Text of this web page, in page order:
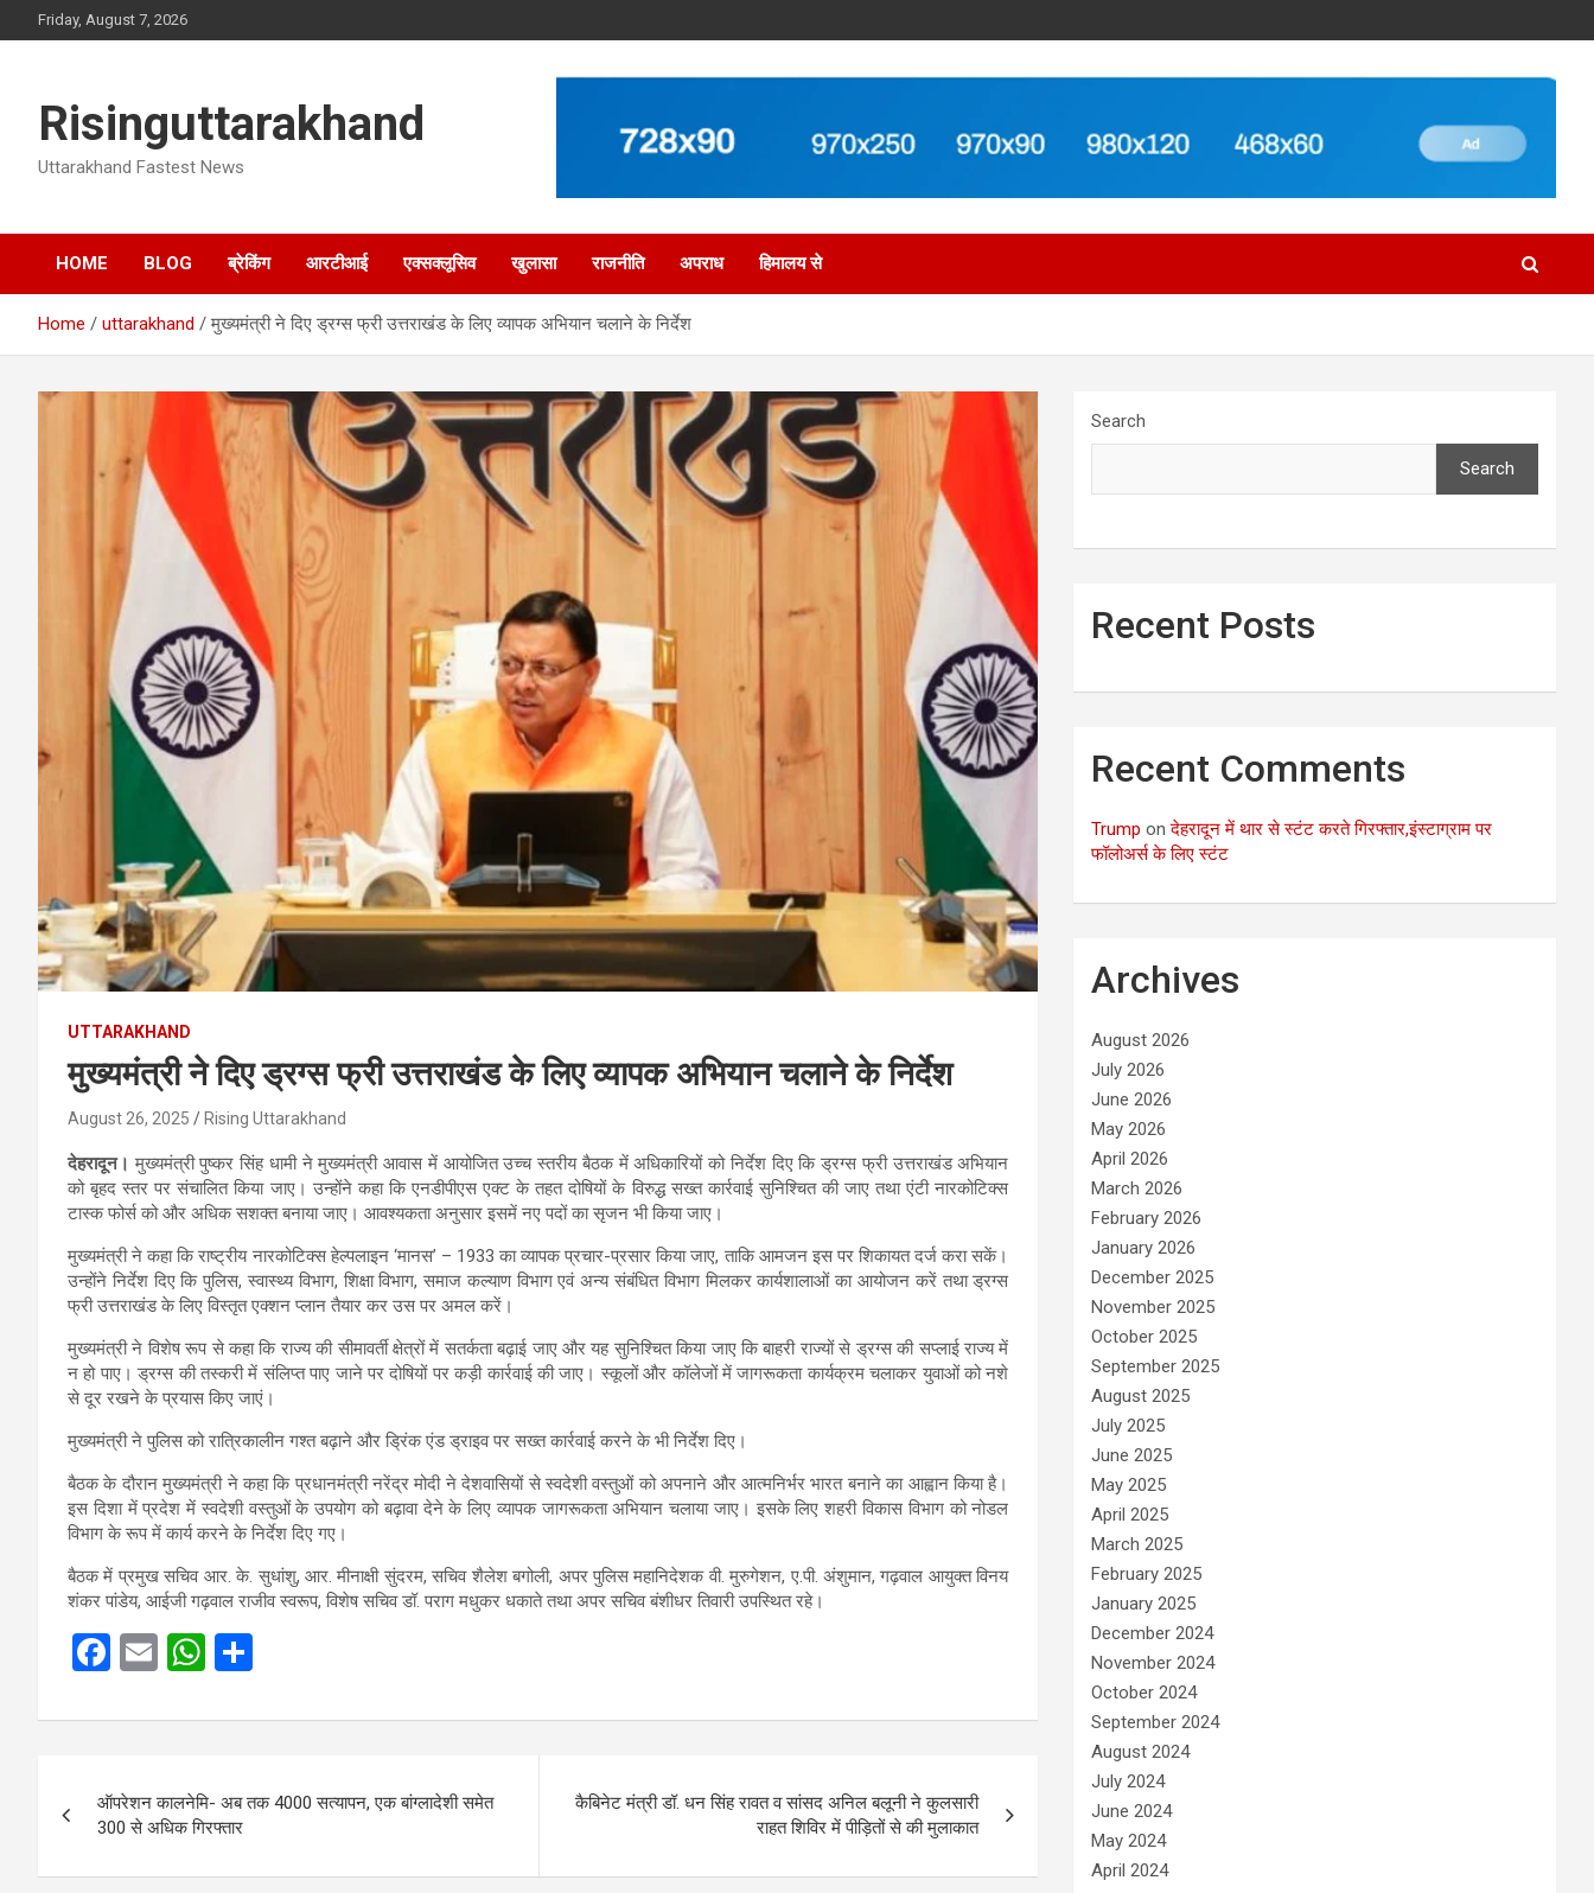
to
Friday, August 7, 2026
Risinguttarakhand
Uttarakhand Fastest News
HOME BLOG ब्रेकिंग आरटीआई एक्सक्लूसिव खुलासा राजनीति अपराध हिमालय से
Home uttarakhand मुख्यमंत्री ने दिए ड्रग्स फ्री उत्तराखंड के लिए व्यापक अभियान चलाने के निर्देश
UTTARAKHAND
मुख्यमंत्री ने दिए ड्रग्स फ्री उत्तराखंड के लिए व्यापक अभियान चलाने के निर्देश
August 26, 2025 Rising Uttarakhand
देहरादून।मुख्यमंत्री पुष्कर सिंह धामी ने मुख्यमंत्री आवास में आयोजित उच्च स्तरीय बैठक में अधिकारियों को निर्देश दिए कि ड्रग्स फ्री उत्तराखंड अभियान
को बृहद स्तर पर संचालित किया जाए। उन्होंने कहा कि एनडीपीएस एक्ट के तहत दोषियों के विरुद्ध सख्त कार्रवाई सुनिश्चित की जाए तथा एंटी नारकोटिक्स
टास्क फोर्स को और अधिक सशक्त बनाया जाए। आवश्यकता अनुसार इसमें नए पदों का सृजन भी किया जाए।
मुख्यमंत्री ने कहा कि राष्ट्रीय नारकोटिक्स हेल्पलाइन ‘मानस’ – 1933 का व्यापक प्रचार-प्रसार किया जाए, ताकि आमजन इस पर शिकायत दर्ज करा सकें।
उन्होंने निर्देश दिए कि पुलिस, स्वास्थ्य विभाग, शिक्षा विभाग, समाज कल्याण विभाग एवं अन्य संबंधित विभाग मिलकर कार्यशालाओं का आयोजन करें तथा ड्रग्स
फ्री उत्तराखंड के लिए विस्तृत एक्शन प्लान तैयार कर उस पर अमल करें।
मुख्यमंत्री ने विशेष रूप से कहा कि राज्य की सीमावर्ती क्षेत्रों में सतर्कता बढ़ाई जाए और यह सुनिश्चित किया जाए कि बाहरी राज्यों से ड्रग्स की सप्लाई राज्य में
न हो पाए। ड्रग्स की तस्करी में संलिप्त पाए जाने पर दोषियों पर कड़ी कार्रवाई की जाए। स्कूलों और कॉलेजों में जागरूकता कार्यक्रम चलाकर युवाओं को नशे
से दूर रखने के प्रयास किए जाएं।
मुख्यमंत्री ने पुलिस को रात्रिकालीन गश्त बढ़ाने और ड्रिंक एंड ड्राइव पर सख्त कार्रवाई करने के भी निर्देश दिए।
बैठक के दौरान मुख्यमंत्री ने कहा कि प्रधानमंत्री नरेंद्र मोदी ने देशवासियों से स्वदेशी वस्तुओं को अपनाने और आत्मनिर्भर भारत बनाने का आह्वान किया है।
इस दिशा में प्रदेश में स्वदेशी वस्तुओं के उपयोग को बढ़ावा देने के लिए व्यापक जागरूकता अभियान चलाया जाए। इसके लिए शहरी विकास विभाग को नोडल
विभाग के रूप में कार्य करने के निर्देश दिए गए।
बैठक में प्रमुख सचिव आर. के. सुधांशु, आर. मीनाक्षी सुंदरम, सचिव शैलेश बगोली, अपर पुलिस महानिदेशक वी. मुरुगेशन, ए.पी. अंशुमान, गढ़वाल आयुक्त विनय
शंकर पांडेय, आईजी गढ़वाल राजीव स्वरूप, विशेष सचिव डॉ. पराग मधुकर धकाते तथा अपर सचिव बंशीधर तिवारी उपस्थित रहे।
F
ce
o
o
k
E
ail
W
at
A
p
p
ar
navigation
ऑपरेशन कालनेमि- अब तक 4000 सत्यापन, एक बांग्लादेशी समेत
300 से अधिक गिरफ्तार
कैबिनेट मंत्री डॉ. धन सिंह रावत व सांसद अनिल बलूनी ने कुलसारी
राहत शिविर में पीड़ितों से की मुलाकात
Search
Search
Recent Posts
Recent Comments
Trump onदेहरादून में थार से स्टंट करते गिरफ्तार,इंस्टाग्राम पर
फॉलोअर्स के लिए स्टंट
Archives
August 2026
July 2026
June 2026
May 2026
April 2026
March 2026
February 2026
January 2026
December 2025
November 2025
October 2025
September 2025
August 2025
July 2025
June 2025
May 2025
April 2025
March 2025
February 2025
January 2025
December 2024
November 2024
October 2024
September 2024
August 2024
July 2024
June 2024
May 2024
April 2024